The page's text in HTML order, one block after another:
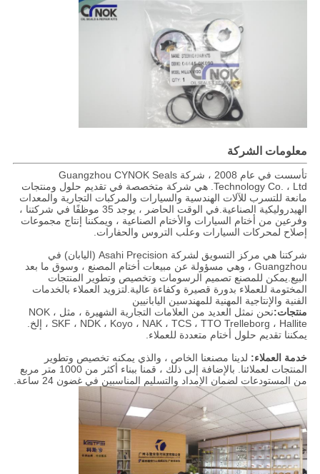
معلومات الشركة
تأسست في عام 2008 ، شركة Guangzhou CYNOK Seals
Technology Co. ، Ltd. هي شركة متخصصة في تقديم حلول ومنتجات
مانعة للتسرب للآلات الهندسية والسيارات والمركبات التجارية والمعدات
الهيدروليكية الصناعية.في الوقت الحاضر ، يوجد 35 موظفًا في شركتنا ،
وفرعين من أختام السيارات والأختام الصناعية ، ويمكننا إنتاج مجموعات
إصلاح لمحركات السيارات وعلب التروس والحفارات.
شركتنا هي مركز التسويق لشركة Asahi Precision (اليابان) في
Guangzhou ، وهي مسؤولة عن مبيعات أختام المصنع ، وسوق ما بعد
البيع.يمكن للمصنع تصميم الرسومات وتخصيص وتطوير المنتجات
المختومة للعملاء بدورة قصيرة وكفاءة عالية.لتزويد العملاء بالخدمات
الفنية والإنتاجية المهنية للمهندسين اليابانيين
منتجات:
نحن نمثل العديد من العلامات التجارية الشهيرة ، مثل NOK ،
SKF ، NDK ، Koyo ، NAK ، TCS ، TTO Trelleborg ، Hallite ، إلخ.
يمكننا تقديم حلول أختام متعددة للعملاء.
خدمة العملاء: لدينا مصنعنا الخاص ، والذي يمكنه تخصيص وتطوير
المنتجات لعملائنا. بالإضافة إلى ذلك ، قمنا ببناء أكثر من 1000 متر مربع
من المستودعات لضمان الإمداد والتسليم المناسبين في غضون 24 ساعة.